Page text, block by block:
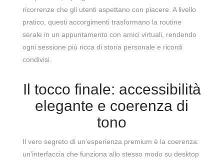
ricorrenze che gli utenti aspettano con piacere. A livello
pratico, questi accorgimenti trasformano la routine
serale in un appuntamento con amici virtuali, rendendo
ogni sessione più ricca di storia personale e ricordi
condivisi.
Il tocco finale: accessibilità
elegante e coerenza di
tono
Il vero segreto di un’esperienza premium è la coerenza:
un’interfaccia che funziona allo stesso modo su desktop